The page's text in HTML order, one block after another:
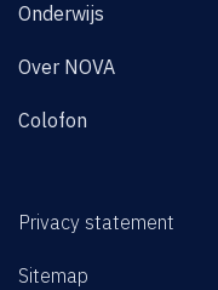
Onderwijs
Over NOVA
Colofon
Privacy statement
Sitemap